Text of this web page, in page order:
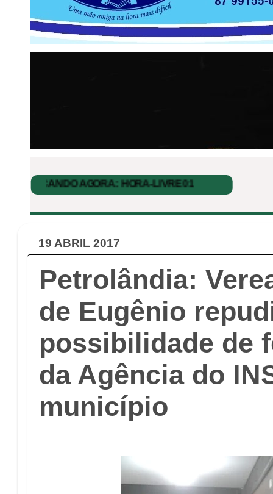
19 ABRIL 2017
Petrolândia:
de Eugênio
possibilidade de
da Agência do
município